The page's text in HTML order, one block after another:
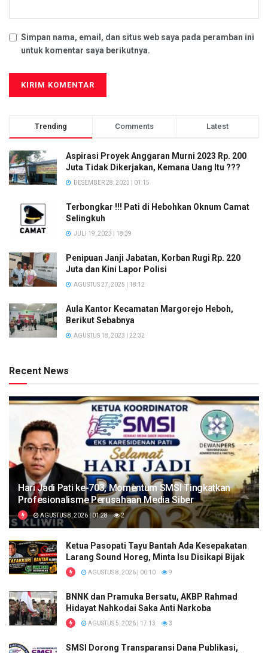
Simpan nama, email, dan situs web saya pada peramban ini
untuk komentar saya berikutnya.
Trending Comments Latest
Aspirasi Proyek Anggaran Murni 2023 Rp. 200
Juta Tidak Dikerjakan, Kemana Uang Itu ???
DESEMBER 28, 2023 | 01:15
Terbongkar !!! Pati di Hebohkan Oknum Camat
Selingkuh
JULI 19, 2023 | 18:39
Penipuan Janji Jabatan, Korban Rugi Rp. 220
Juta dan Kini Lapor Polisi
AGUSTUS 27, 2025 | 18:12
Aula Kantor Kecamatan Margorejo Heboh,
Berikut Sebabnya
AGUSTUS 18, 2023 | 22:32
Recent News
Hari Jadi Pati ke-703, Momentum SMSI Tingkatkan
Profesionalisme Perusahaan Media Siber
AGUSTUS 8, 2026 | 01:28 2
Ketua Pasopati Tayu Bantah Ada Kesepakatan
Larang Sound Horeg, Minta Isu Disikapi Bijak
AGUSTUS 8, 2026 | 00:10 9
BNNK dan Pramuka Bersatu, AKBP Rahmad
Hidayat Nahkodai Saka Anti Narkoba
AGUSTUS 5, 2026 | 17:13 3
SMSI Dorong Transparansi Dana Publikasi,